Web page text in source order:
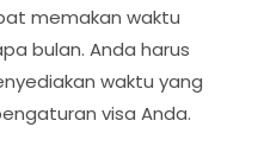
memakan waktu
bulan. Anda harus
waktu yang
visa Anda.